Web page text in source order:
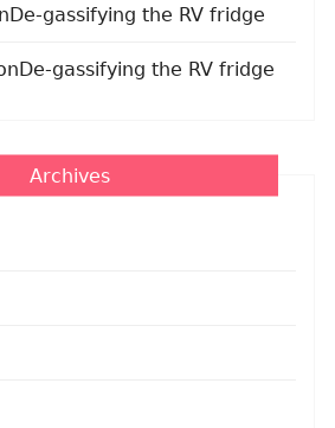
De-gassifying the RV fridge
De-gassifying the RV fridge
Archives